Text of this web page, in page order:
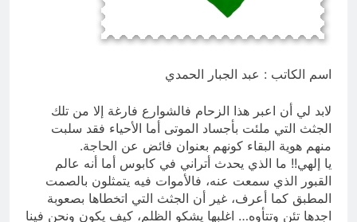
إقليم كردستان إلى أين؟ الطريق إلى
سقوط الحكومات… يبدأ من خلف أبوابها
اسم الكاتب : عبد الجبار الحمدي
لابد لي أن اعبر هذا الزحام فالشوارع فارغة إلا من تلك
الجثث التي ملئت بأجساد الموتى أما الأحياء فقد سلبت
منهم هوية البقاء كونهم بعنوان فائض عن الحاجة.
يا إلهي!! ما الذي يحدث أتراني في كابوس أما أنه عالم
القبور الذي سمعت عنه، فالأموات فيه يتمثلون بالصمت
المطبق كما أعرف، غير أن الجثث التي اتخطاها بصعوبة
اجدها تئن وتتأوه… اغلبها يشكو الظلم، كيف يكون ونحن فينا